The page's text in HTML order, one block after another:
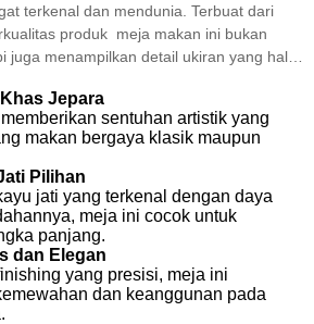
terkenal dan mendunia. Terbuat dari
produk meja makan ini bukan
juga menampilkan detail ukiran yang halus
Jepara
sentuhan artistik yang
makan bergaya klasik maupun
Pilihan
jati yang terkenal dengan daya
meja ini cocok untuk
panjang.
dan Elegan
yang presisi, meja ini
dan keanggunan pada